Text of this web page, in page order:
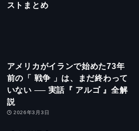
ストまとめ
アメリカがイランで始めた73年
前の「 戦争 」は、まだ終わって
いない ── 実話『 アルゴ 』全解
説
2026年3月3日